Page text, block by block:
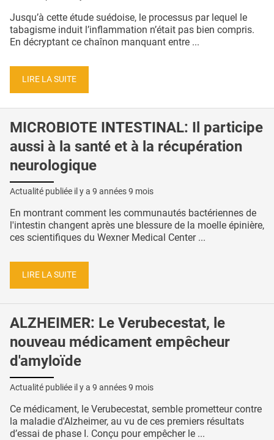
Jusqu’à cette étude suédoise, le processus par lequel le
tabagisme induit l’inflammation n’était pas bien compris.
En décryptant ce chaînon manquant entre ...
LIRE LA SUITE
MICROBIOTE INTESTINAL: Il participe
aussi à la santé et à la récupération
neurologique
Actualité publiée il y a 9 années 9 mois
En montrant comment les communautés bactériennes de
l'intestin changent après une blessure de la moelle épinière,
ces scientifiques du Wexner Medical Center ...
LIRE LA SUITE
ALZHEIMER: Le Verubecestat, le
nouveau médicament empêcheur
d'amyloïde
Actualité publiée il y a 9 années 9 mois
Ce médicament, le Verubecestat, semble prometteur contre
la maladie d'Alzheimer, au vu de ces premiers résultats
d’essai de phase I. Conçu pour empêcher le ...